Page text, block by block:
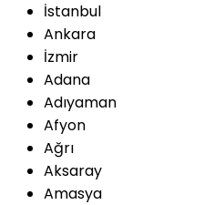
İstanbul
Ankara
İzmir
Adana
Adıyaman
Afyon
Ağrı
Aksaray
Amasya